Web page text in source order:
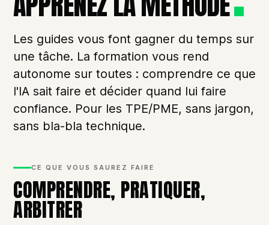
Les guides vous font gagner du temps sur
une tâche. La formation vous rend
autonome sur toutes : comprendre ce que
l'IA sait faire et décider quand lui faire
confiance. Pour les TPE/PME, sans jargon,
sans bla-bla technique.
CE QUE VOUS SAUREZ FAIRE
COMPRENDRE, PRATIQUER,
ARBITRER